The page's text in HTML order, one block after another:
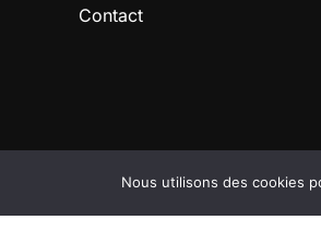
Contact
Copyright © 2026 Prestige VTC
Nous utilisons des cookies